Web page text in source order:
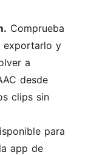
Comprueba
exportarlo y
a
desde
clips sin
para
app de